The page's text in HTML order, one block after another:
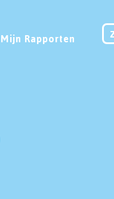
Mijn Rapporten